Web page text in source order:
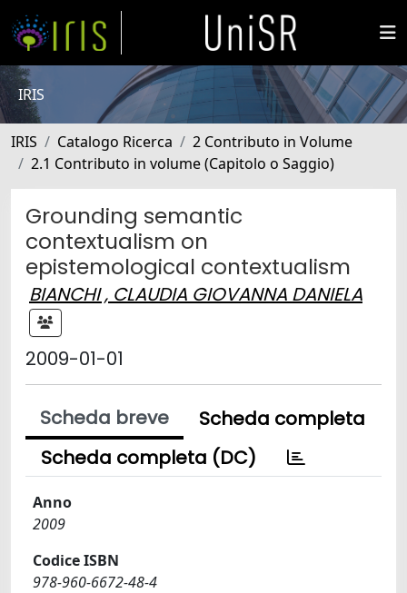
IRIS
IRIS Catalogo Ricerca
2 Contributo in Volume
2.1 Contributo in volume (Capitolo o Saggio)
Grounding semantic
contextualism on
epistemological contextualism
BIANCHI , CLAUDIA GIOVANNA DANIELA
2009-01-01
Scheda breve
Scheda completa
Scheda completa (DC)
Anno
2009
Codice ISBN
978-960-6672-48-4